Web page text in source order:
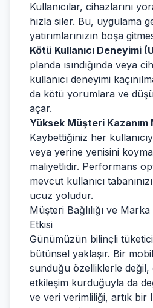
Kullanıcılar, cihazlarını
hızla siler. Bu, uygulama
yatırımlarınızın boşa
Kötü Kullanıcı Deneyimi
planda ısındığında veya
kullanıcı deneyimi
da kötü yorumlara ve
açar.
Yüksek Müşteri Kazanım
Kaybettiğiniz her
veya yerine yenisini
maliyetlidir. Performans
mevcut kullanıcı
ucuz yoludur.
Müşteri Bağlılığı ve
Etkisi
Günümüzün bilinçli
bütünsel yaklaşır. Bir
sunduğu özelliklerle değil,
etkileşim kurduğuyla da
ve veri verimliliği, artık bir